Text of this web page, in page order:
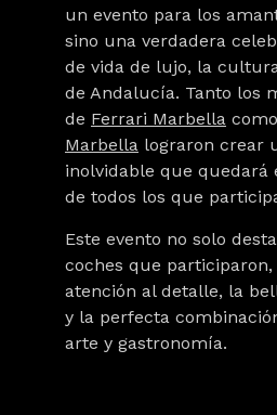
un evento para los
sino una verdadera
de vida de lujo, la
de Andalucía. Tanto los
de Ferrari Marbella
Marbella lograron crear
inolvidable que quedará
de todos los que
Este evento no solo
coches que
atención al detalle, la
y la perfecta
arte y gastronomía.